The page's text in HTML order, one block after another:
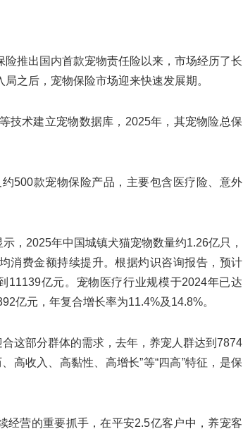
推出国内首款宠物责任险以来，市场经历了长
之后，宠物保险市场迎来快速发展期。
技术建立宠物数据库，2025年，其宠物险总保
500款宠物保险产品，主要包含医疗险、意外
，2025年中国城镇犬猫宠物数量约1.26亿只，
消费金额持续提升。根据灼识咨询报告，预计
11139亿元。宠物医疗行业规模于2024年已达
亿元，年复合增长率为11.4%及14.8%。
这部分群体的需求，去年，养宠人群达到7874
高收入、高黏性、高增长”等“四高”特征，是保
经营的重要抓手，在平安2.5亿客户中，养宠客